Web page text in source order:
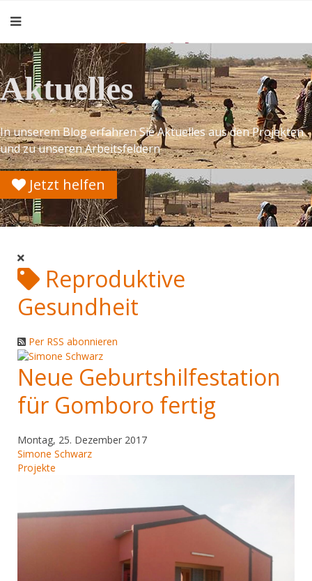
Aktuelles
In unserem Blog erfahren Sie Aktuelles aus den Projekten
und zu unseren Arbeitsfeldern
Jetzt helfen
Reproduktive
Gesundheit
Per RSS abonnieren
Neue Geburtshilfestation
für Gomboro fertig
Montag, 25. Dezember 2017
Simone Schwarz
Projekte